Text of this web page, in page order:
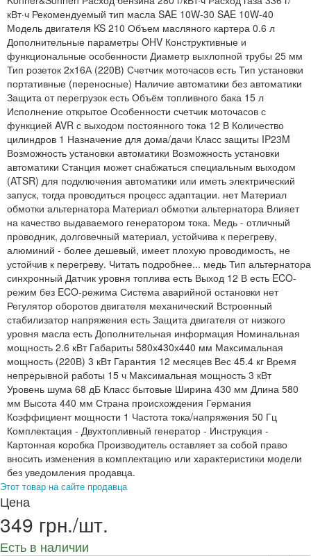
кВт·ч Рекомендуемый тип масла SAE 10W-30 SAE 10W-40
Модель двигателя KS 210 Объем масляного картера 0.6 л
Дополнительные параметры OHV Конструктивные и
функциональные особенности Диаметр выхлопной трубы 25 мм
Тип розеток 2х16А (220В) Счетчик моточасов есть Тип установки
портативные (переносные) Наличие автоматики без автоматики
Защита от перегрузок есть Объём топливного бака 15 л
Исполнение открытое Особенности счетчик моточасов с
функцией AVR с выходом постоянного тока 12 В Количество
цилиндров 1 Назначение для дома/дачи Класс защиты IP23M
Возможность установки автоматики Возможность установки
автоматики Станция может снабжаться специальным выходом
(ATSR) для подключения автоматики или иметь электрический
запуск, тогда проводиться процесс адаптации. нет Материал
обмотки альтернатора Материал обмотки альтернатора Влияет
на качество выдаваемого генератором тока. Медь - отличный
проводник, долговечный материал, устойчива к перегреву,
алюминий - более дешевый, имеет плохую проводимость, не
устойчив к перегреву. Читать подробнее... медь Тип альтернатора
синхронный Датчик уровня топлива есть Выход 12 В есть ECO-
режим без ECO-режима Система аварийной остановки нет
Регулятор оборотов двигателя механический Встроенный
стабилизатор напряжения есть Защита двигателя от низкого
уровня масла есть Дополнительная информация Номинальная
мощность 2.6 кВт Габариты 580х430х440 мм Максимальная
мощность (220В) 3 кВт Гарантия 12 месяцев Вес 45.4 кг Время
непрерывной работы 15 ч Максимальная мощность 3 кВт
Уровень шума 68 дБ Класс бытовые Ширина 430 мм Длина 580
мм Высота 440 мм Страна происхождения Германия
Коэффициент мощности 1 Частота тока/напряжения 50 Гц
Комплектация - Двухтопливный генератор - Инструкция -
Картонная коробка Производитель оставляет за собой право
вносить изменения в комплектацию или характеристики модели
без уведомления продавца.
Этот товар на сайте продавца
Цена
349 грн./шт.
Есть в наличии